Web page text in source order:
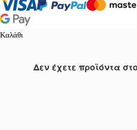
Καλάθι
Δεν έχετε προϊόντα